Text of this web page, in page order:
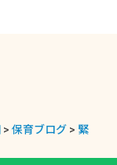
> 保育ブログ > 緊